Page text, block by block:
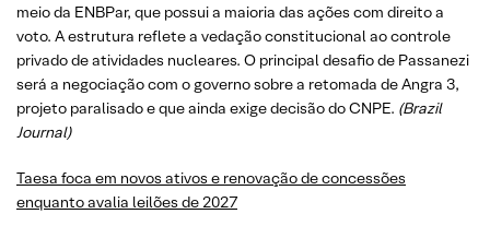
meio da ENBPar, que possui a maioria das ações com direito a
voto. A estrutura reflete a vedação constitucional ao controle
privado de atividades nucleares. O principal desafio de Passanezi
será a negociação com o governo sobre a retomada de Angra 3,
projeto paralisado e que ainda exige decisão do CNPE. (Brazil
Journal)
Taesa foca em novos ativos e renovação de concessões
enquanto avalia leilões de 2027